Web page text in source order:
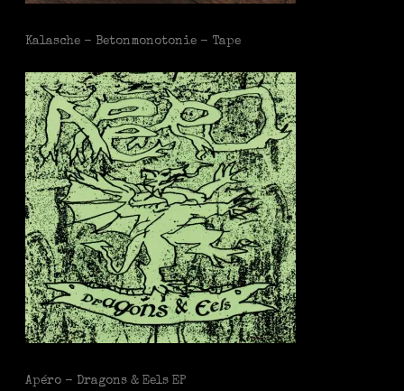
Kalasche - Betonmonotonie - Tape
Apéro - Dragons & Eels EP